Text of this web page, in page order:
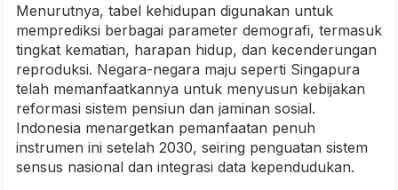
Menurutnya, tabel kehidupan digunakan untuk
memprediksi berbagai parameter demografi, termasuk
tingkat kematian, harapan hidup, dan kecenderungan
reproduksi. Negara-negara maju seperti Singapura
telah memanfaatkannya untuk menyusun kebijakan
reformasi sistem pensiun dan jaminan sosial.
Indonesia menargetkan pemanfaatan penuh
instrumen ini setelah 2030, seiring penguatan sistem
sensus nasional dan integrasi data kependudukan.